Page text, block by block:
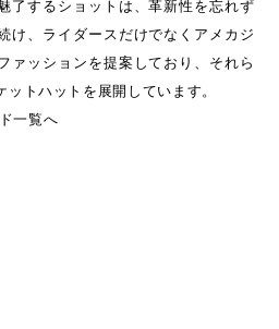
了するショットは、革新性を忘れず
け、ライダースだけでなくアメカジ
ァッションを提案しており、それら
トハットを展開しています。
一覧へ